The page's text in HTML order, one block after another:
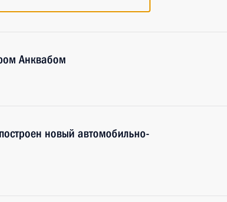
Анквабом
новый автомобильно-